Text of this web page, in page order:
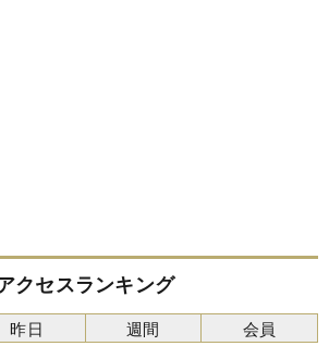
クセスランキング
昨日 週間 会員